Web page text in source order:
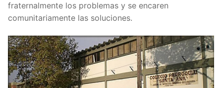
fraternalmente los problemas y se encaren
comunitariamente las soluciones.